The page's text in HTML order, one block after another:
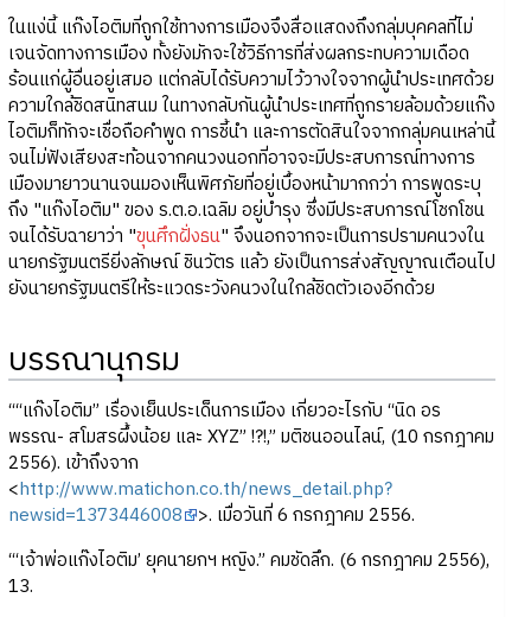
ในแง่นี้ แก๊งไอติมที่ถูกใช้ทางการเมืองจึงสื่อแสดงถึงกลุ่มบุคคลที่ไม่
เจนจัดทางการเมือง ทั้งยังมักจะใช้วิธีการที่ส่งผลกระทบความเดือด
ร้อนแก่ผู้อื่นอยู่เสมอ แต่กลับได้รับความไว้วางใจจากผู้นำประเทศด้วย
ความใกล้ชิดสนิทสนม ในทางกลับกันผู้นำประเทศที่ถูกรายล้อมด้วยแก๊ง
ไอติมก็ทักจะเชื่อถือคำพูด การชี้นำ และการตัดสินใจจากกลุ่มคนเหล่านี้
จนไม่ฟังเสียงสะท้อนจากคนวงนอกที่อาจจะมีประสบการณ์ทางการ
เมืองมายาวนานจนมองเห็นพิศภัยที่อยู่เบื้องหน้ามากกว่า การพูดระบุ
ถึง "แก๊งไอติม" ของ ร.ต.อ.เฉลิม อยู่บำรุง ซึ่งมีประสบการณ์โชกโชน
จนได้รับฉายาว่า "ขุนศึกฝั่งธน" จึงนอกจากจะเป็นการปรามคนวงใน
นายกรัฐมนตรียิ่งลักษณ์ ชินวัตร แล้ว ยังเป็นการส่งสัญญาณเตือนไป
ยังนายกรัฐมนตรีให้ระแวดระวังคนวงในใกล้ชิดตัวเองอีกด้วย
บรรณานุกรม
““แก๊งไอติม” เรื่องเย็นประเด็นการเมือง เกี่ยวอะไรกับ “นิด อร
พรรณ- สโมสรผึ้งน้อย และ XYZ” !?!,” มติชนออนไลน์, (10 กรกฎาคม
2556). เข้าถึงจาก
<http://www.matichon.co.th/news_detail.php?
newsid=1373446008 >. เมื่อวันที่ 6 กรกฎาคม 2556.
“‘เจ้าพ่อแก๊งไอติม’ ยุคนายกฯ หญิง.” คมชัดลึก. (6 กรกฎาคม 2556),
13.